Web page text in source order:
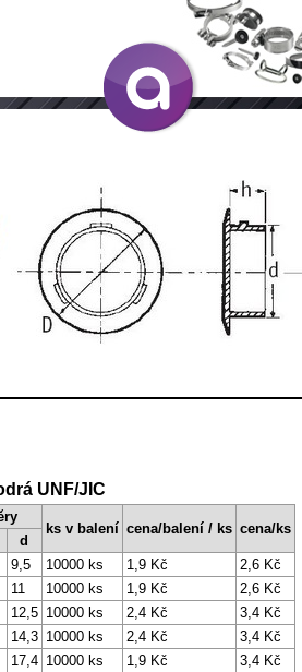
UNF/JIC
ks v balení cena/balení / ks cena/ks
d
9,5 10000 ks 1,9 Kč
2,6 Kč
11 10000 ks 1,9 Kč
2,6 Kč
12,5 10000 ks 2,4 Kč
3,4 Kč
14,3 10000 ks 2,4 Kč
3,4 Kč
17,4 10000 ks 1,9 Kč
3,4 Kč